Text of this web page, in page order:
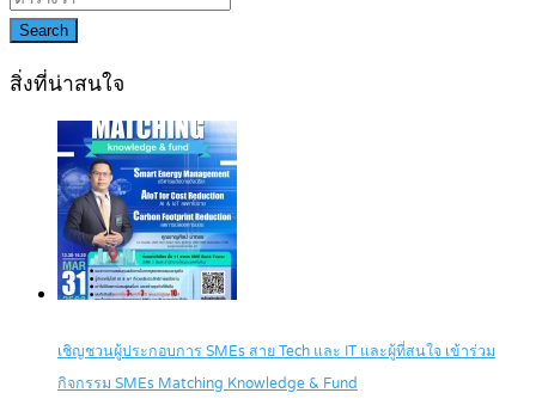
Search
สิ่งที่น่าสนใจ
เชิญชวนผู้ประกอบการ SMEs สาย Tech และ IT และผู้ที่สนใจ เข้าร่วม
กิจกรรม SMEs Matching Knowledge & Fund